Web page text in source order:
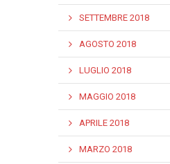
SETTEMBRE 2018
AGOSTO 2018
LUGLIO 2018
MAGGIO 2018
APRILE 2018
MARZO 2018